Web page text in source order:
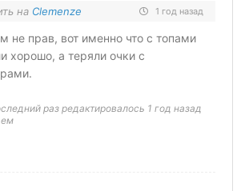
на Clemenze 1 год назад
не прав, вот именно что с топами
хорошо, а теряли очки с
раз редактировалось 1 год назад
ем